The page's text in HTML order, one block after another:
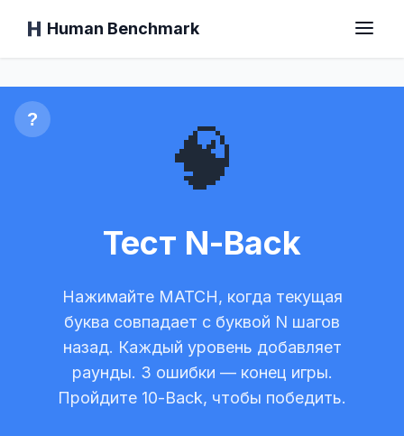
Human Benchmark
Тест на шимпанзе
Визуальная память
Тест N-Back
? 🧠
Тест N-Back
Нажимайте MATCH, когда текущая
буква совпадает с буквой N шагов
назад. Каждый уровень добавляет
раунды. 3 ошибки — конец игры.
Пройдите 10-Back, чтобы победить.